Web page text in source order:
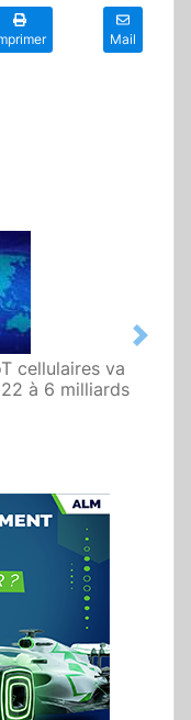
Mail
cellulaires va
à 6 milliards
Next